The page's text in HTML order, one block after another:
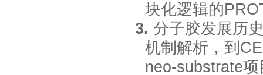
块化逻辑的
3.分子胶发展历
机制解析，到
neo-substrate